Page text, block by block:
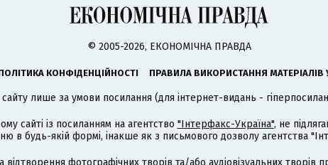
© 2005-2026, ЕКОНОМІЧНА ПРАВДА
КОНФІДЕНЦІЙНОСТІ ПРАВИЛА ВИКОРИСТАННЯ МАТЕРІАЛІВ
сайту лише за умови посилання (для інтернет-видань -
сайті із посиланням на агентство "Інтерфакс-Україна", не
в будь-якій формі, інакше як з письмового дозволу агентства
фотографічних творів та/або аудіовізуальних